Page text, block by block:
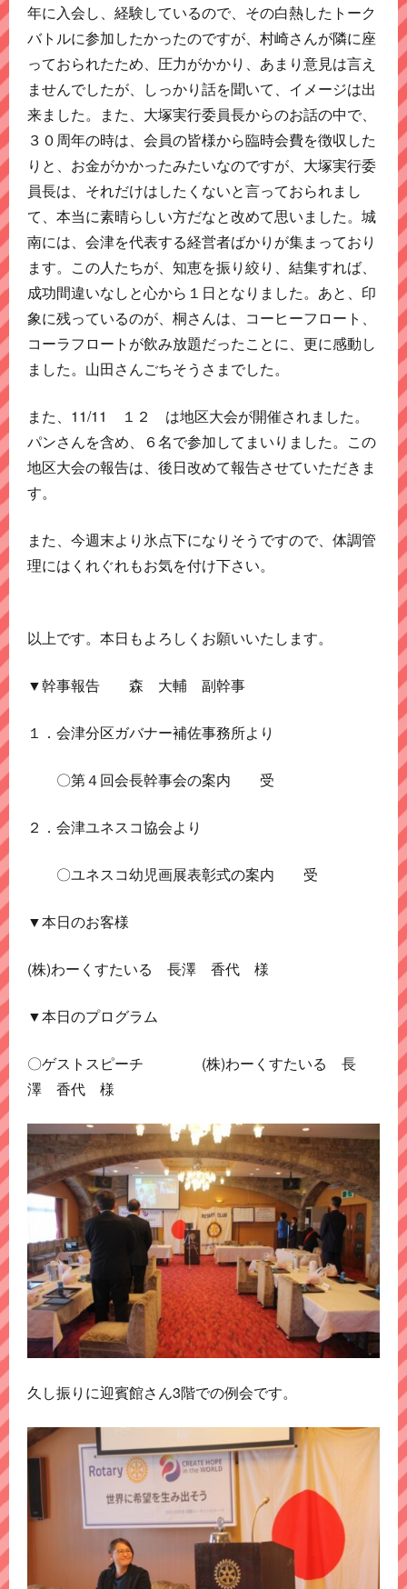
年に入会し、経験しているので、その白熱したトーク
バトルに参加したかったのですが、村崎さんが隣に座
っておられたため、圧力がかかり、あまり意見は言え
ませんでしたが、しっかり話を聞いて、イメージは出
来ました。また、大塚実行委員長からのお話の中で、
３０周年の時は、会員の皆様から臨時会費を徴収した
りと、お金がかかったみたいなのですが、大塚実行委
員長は、それだけはしたくないと言っておられまし
て、本当に素晴らしい方だなと改めて思いました。城
南には、会津を代表する経営者ばかりが集まっており
ます。この人たちが、知恵を振り絞り、結集すれば、
成功間違いなしと心から１日となりました。あと、印
象に残っているのが、桐さんは、コーヒーフロート、
コーラフロートが飲み放題だったことに、更に感動し
ました。山田さんごちそうさまでした。
また、11/11 １２ は地区大会が開催されました。
パンさんを含め、６名で参加してまいりました。この
地区大会の報告は、後日改めて報告させていただきま
す。
また、今週末より氷点下になりそうですので、体調管
理にはくれぐれもお気を付け下さい。
以上です。本日もよろしくお願いいたします。
▼幹事報告 森 大輔 副幹事
１．会津分区ガバナー補佐事務所より
〇第４回会長幹事会の案内 受
２．会津ユネスコ協会より
〇ユネスコ幼児画展表彰式の案内 受
▼本日のお客様
(株)わーくすたいる 長澤 香代 様
▼本日のプログラム
〇ゲストスピーチ (株)わーくすたいる 長
澤 香代 様
久し振りに迎賓館さん3階での例会です。